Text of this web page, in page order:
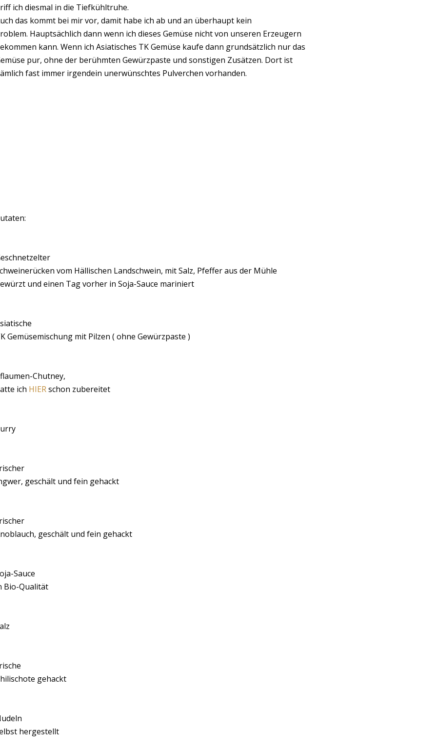
ich diesmal in die Tiefkühltruhe.
das kommt bei mir vor, damit habe ich ab und an überhaupt kein
Hauptsächlich dann wenn ich dieses Gemüse nicht von unseren Erzeugern
kann. Wenn ich Asiatisches TK Gemüse kaufe dann grundsätzlich nur das
pur, ohne der berühmten Gewürzpaste und sonstigen Zusätzen. Dort ist
fast immer irgendein unerwünschtes Pulverchen vorhanden.
vom Hällischen Landschwein, mit Salz, Pfeffer aus der Mühle
und einen Tag vorher in Soja-Sauce mariniert
Gemüsemischung mit Pilzen ( ohne Gewürzpaste )
Chutney,
ich HIERschon zubereitet
geschält und fein gehackt
geschält und fein gehackt
Sauce
Bio-Qualität
gehackt
hergestellt